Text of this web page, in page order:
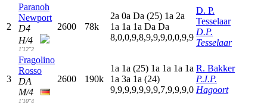
2
Paranoh
Newport
D4
H/4
1'12"2
2600 78k
2a 0a Da (25) 1a 2a
1a 1a 1a Da Da
8,0,0,9,8,9,9,9,0,0,9,9
D. P.
Tesselaar
D.P.
Tesselaar
3
Fragolino
Rosso
DA
M/4
1'10"4
2600 190k
1a 1a (25) 1a 1a 1a 1a
1a 3a 1a (24)
9,9,9,9,9,9,9,7,9,9,9,0
R. Bakker
P.J.P.
Hagoort